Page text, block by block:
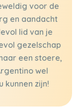
voor de
en aandacht
lid van je
gezelschap
een stoere,
wel
kunnen zijn!